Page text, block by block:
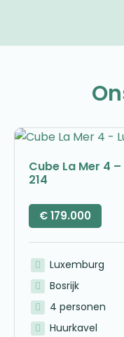
Cube La Mer 4
214
€179.000
Luxemburg
Bosrijk
4 personen
Huurkavel